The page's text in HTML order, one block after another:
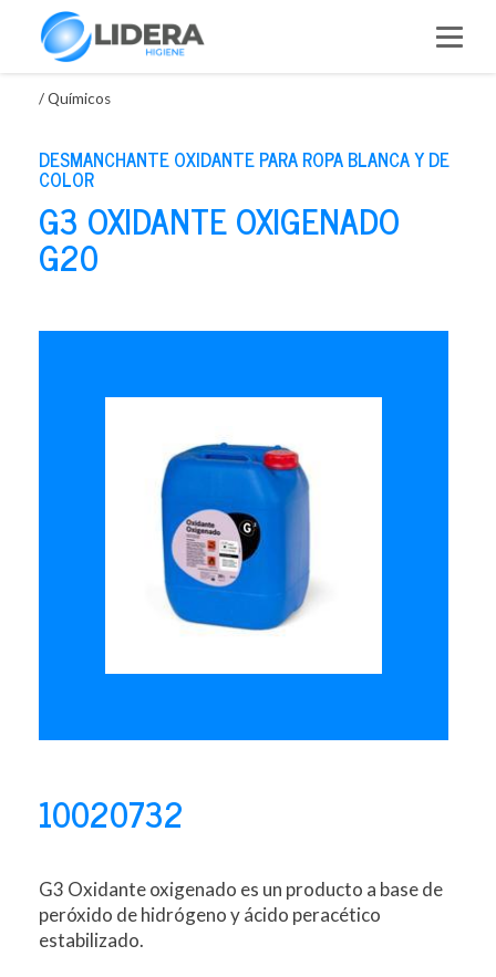
/Químicos
DESMANCHANTE OXIDANTE PARA ROPA BLANCA Y DE
COLOR
G3 OXIDANTE OXIGENADO
G20
10020732
G3 Oxidante oxigenado es un producto a base de
peróxido de hidrógeno y ácido peracético
estabilizado.